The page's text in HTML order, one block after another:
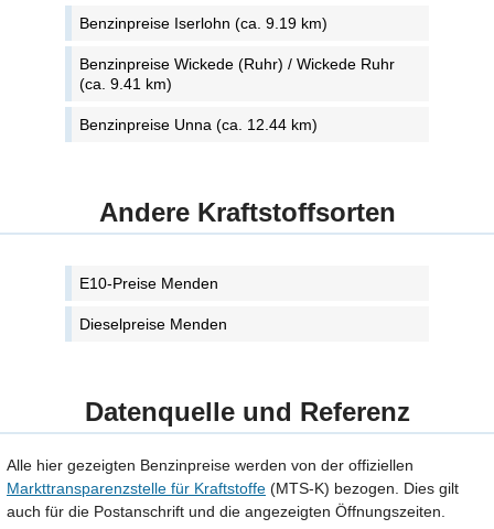
Benzinpreise Iserlohn (ca. 9.19 km)
Benzinpreise Wickede (Ruhr) / Wickede Ruhr
(ca. 9.41 km)
Benzinpreise Unna (ca. 12.44 km)
Andere Kraftstoffsorten
E10-Preise Menden
Dieselpreise Menden
Datenquelle und Referenz
Alle hier gezeigten Benzinpreise werden von der offiziellen
Markttransparenzstelle für Kraftstoffe (MTS-K) bezogen. Dies gilt
auch für die Postanschrift und die angezeigten Öffnungszeiten.